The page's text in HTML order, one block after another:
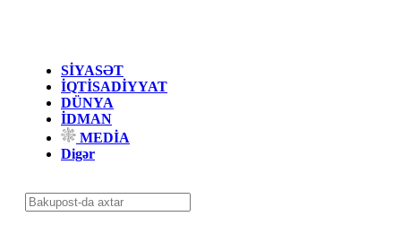
SİYASƏT
İQTİSADİYYAT
DÜNYA
İDMAN
MEDİA
Digər